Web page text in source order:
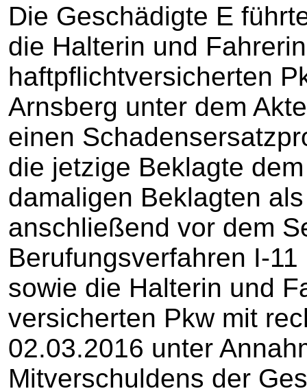
Die Geschädigte E
die Halterin und
haftpflichtversicherten
Arnsberg unter dem
einen
die jetzige Beklagte
damaligen Beklagten
anschließend vor dem
Berufungsverfahren I-
sowie die Halterin und
versicherten Pkw mit
02.03.2016 unter
Mitverschuldens der